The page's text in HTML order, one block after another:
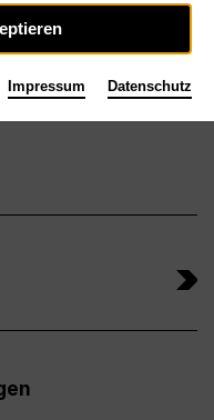
Impressum Datenschutz